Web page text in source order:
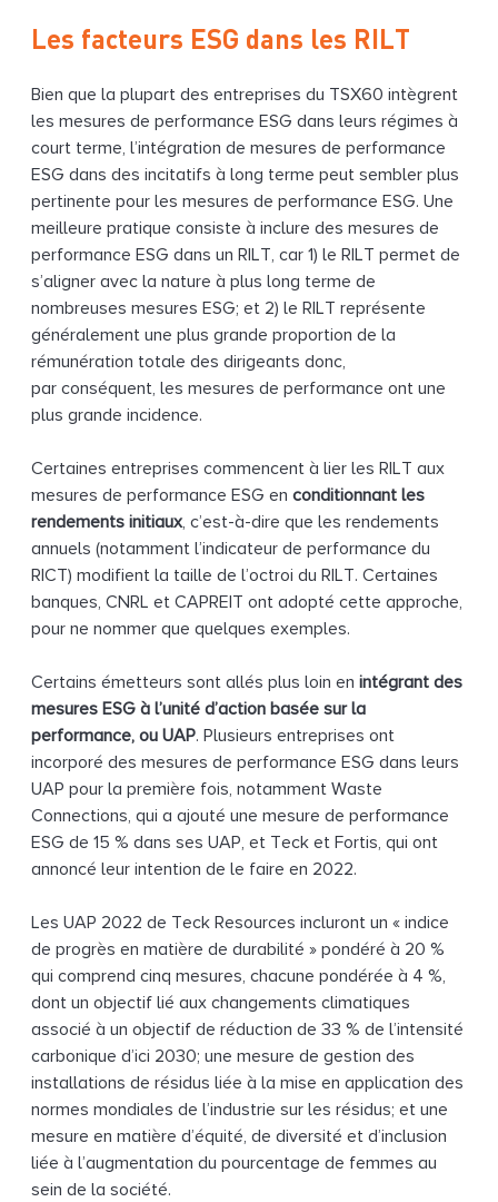
Les facteurs ESG dans les RILT
Bien que la plupart des entreprises du TSX60 intègrent
les mesures de performance ESG dans leurs régimes à
court terme, l’intégration de mesures de performance
ESG dans des incitatifs à long terme peut sembler plus
pertinente pour les mesures de performance ESG. Une
meilleure pratique consiste à inclure des mesures de
performance ESG dans un RILT, car 1) le RILT permet de
s’aligner avec la nature à plus long terme de
nombreuses mesures ESG; et 2) le RILT représente
généralement une plus grande proportion de la
rémunération totale des dirigeants donc,
par conséquent, les mesures de performance ont une
plus grande incidence.
Certaines entreprises commencent à lier les RILT aux
mesures de performance ESG en conditionnant les
rendements initiaux, c’est-à-dire que les rendements
annuels (notamment l’indicateur de performance du
RICT) modifient la taille de l’octroi du RILT. Certaines
banques, CNRL et CAPREIT ont adopté cette approche,
pour ne nommer que quelques exemples.
Certains émetteurs sont allés plus loin en intégrant des
mesures ESG à l’unité d’action basée sur la
performance, ou UAP. Plusieurs entreprises ont
incorporé des mesures de performance ESG dans leurs
UAP pour la première fois, notamment Waste
Connections, qui a ajouté une mesure de performance
ESG de 15 % dans ses UAP, et Teck et Fortis, qui ont
annoncé leur intention de le faire en 2022.
Les UAP 2022 de Teck Resources incluront un « indice
de progrès en matière de durabilité » pondéré à 20 %
qui comprend cinq mesures, chacune pondérée à 4 %,
dont un objectif lié aux changements climatiques
associé à un objectif de réduction de 33 % de l’intensité
carbonique d’ici 2030; une mesure de gestion des
installations de résidus liée à la mise en application des
normes mondiales de l’industrie sur les résidus; et une
mesure en matière d’équité, de diversité et d’inclusion
liée à l’augmentation du pourcentage de femmes au
sein de la société.